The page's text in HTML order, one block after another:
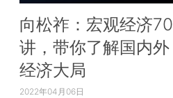
向松祚：宏观经济70
讲，带你了解国内外
经济大局
2022年04月06日